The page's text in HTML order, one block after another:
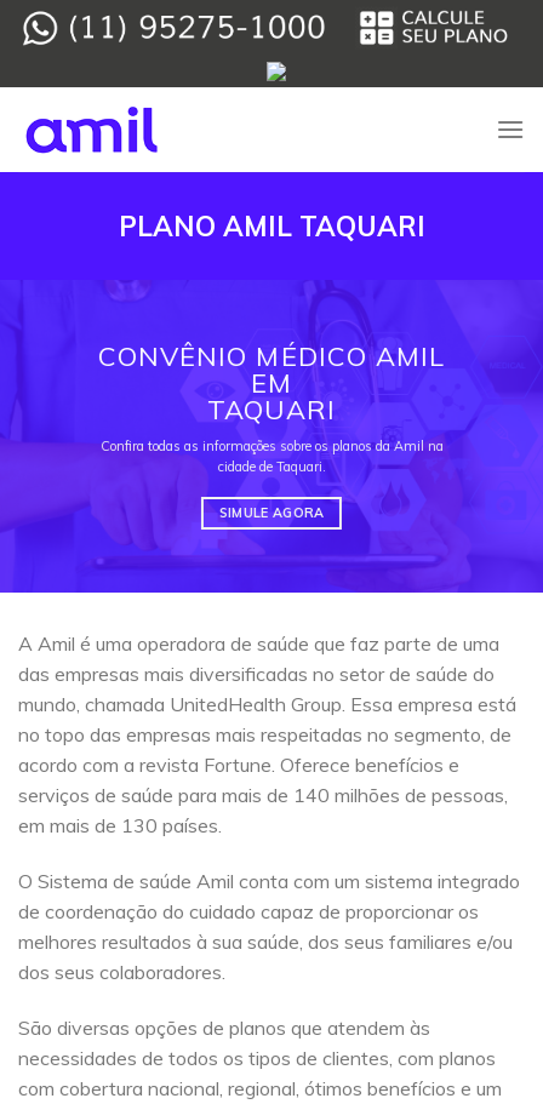
Skip
PLANO AMIL TAQUARI
CONVÊNIO MÉDICO AMIL
EM
TAQUARI
Confira todas as informações sobre os planos da Amil na
cidade de Taquari.
SIMULE AGORA
A Amil é uma operadora de saúde que faz parte de uma
das empresas mais diversificadas no setor de saúde do
mundo, chamada UnitedHealth Group. Essa empresa está
no topo das empresas mais respeitadas no segmento, de
acordo com a revista Fortune. Oferece benefícios e
serviços de saúde para mais de 140 milhões de pessoas,
em mais de 130 países.
O Sistema de saúde Amil conta com um sistema integrado
de coordenação do cuidado capaz de proporcionar os
melhores resultados à sua saúde, dos seus familiares e/ou
dos seus colaboradores.
São diversas opções de planos que atendem às
necessidades de todos os tipos de clientes, com planos
com cobertura nacional, regional, ótimos benefícios e um